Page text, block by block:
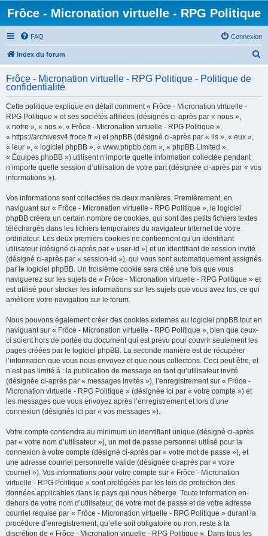
Frôce - Micronation virtuelle - RPG Politique
FAQ Connexion
Index du forum
h
Frôce - Micronation virtuelle - RPG Politique - Politique de
confidentialité
Cette politique explique en détail comment « Frôce - Micronation virtuelle -
RPG Politique » et ses sociétés affiliées (désignés ci-après par « nous »,
« notre », « nos », « Frôce - Micronation virtuelle - RPG Politique »,
« https://archivesv4.froce.fr ») et phpBB (désigné ci-après par « ils », « eux »,
« leur », « logiciel phpBB », « www.phpbb.com », « phpBB Limited »,
« Équipes phpBB ») utilisent n’importe quelle information collectée pendant
n’importe quelle session d’utilisation de votre part (désignée ci-après par « vos
informations »).
Vos informations sont collectées de deux manières. Premièrement, en
naviguant sur « Frôce - Micronation virtuelle - RPG Politique », le logiciel
phpBB créera un certain nombre de cookies, qui sont des petits fichiers textes
téléchargés dans les fichiers temporaires du navigateur Internet de votre
ordinateur. Les deux premiers cookies ne contiennent qu’un identifiant
utilisateur (désigné ci-après par « user-id ») et un identifiant de session invité
(désigné ci-après par « session-id »), qui vous sont automatiquement assignés
par le logiciel phpBB. Un troisième cookie sera créé une fois que vous
naviguerez sur les sujets de « Frôce - Micronation virtuelle - RPG Politique » et
est utilisé pour stocker les informations sur les sujets que vous avez lus, ce qui
améliore votre navigation sur le forum.
Nous pouvons également créer des cookies externes au logiciel phpBB tout en
naviguant sur « Frôce - Micronation virtuelle - RPG Politique », bien que ceux-
ci soient hors de portée du document qui est prévu pour couvrir seulement les
pages créées par le logiciel phpBB. La seconde manière est de récupérer
l’information que vous nous envoyez et que nous collectons. Ceci peut être, et
n’est pas limité à : la publication de message en tant qu’utilisateur invité
(désignée ci-après par « messages invités »), l’enregistrement sur « Frôce -
Micronation virtuelle - RPG Politique » (désignée ici par « votre compte ») et
les messages que vous envoyez après l’enregistrement et lors d’une
connexion (désignés ici par « vos messages »).
Votre compte contiendra au minimum un identifiant unique (désigné ci-après
par « votre nom d’utilisateur »), un mot de passe personnel utilisé pour la
connexion à votre compte (désigné ci-après par « votre mot de passe »), et
une adresse courriel personnelle valide (désignée ci-après par « votre
courriel »). Vos informations pour votre compte sur « Frôce - Micronation
virtuelle - RPG Politique » sont protégées par les lois de protection des
données applicables dans le pays qui nous héberge. Toute information en-
dehors de votre nom d’utilisateur, de votre mot de passe et de votre adresse
courriel requise par « Frôce - Micronation virtuelle - RPG Politique » durant la
procédure d’enregistrement, qu’elle soit obligatoire ou non, reste à la
discrétion de « Frôce - Micronation virtuelle - RPG Politique ». Dans tous les